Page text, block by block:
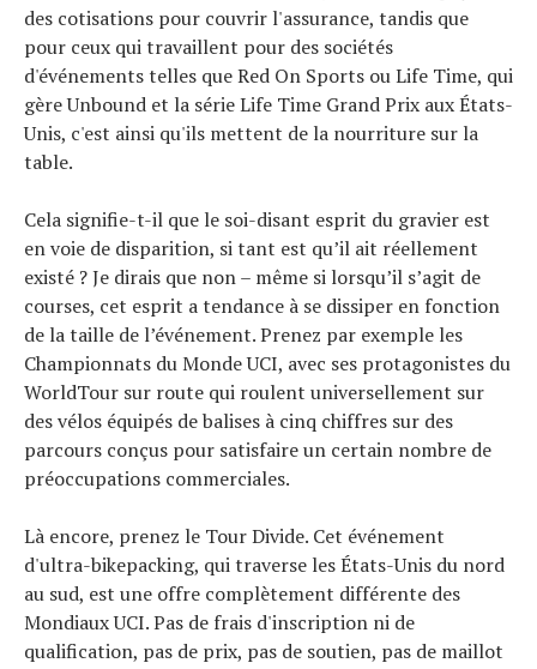
des cotisations pour couvrir l'assurance, tandis que
pour ceux qui travaillent pour des sociétés
d'événements telles que Red On Sports ou Life Time, qui
gère Unbound et la série Life Time Grand Prix aux États-
Unis, c'est ainsi qu'ils mettent de la nourriture sur la
table.
Cela signifie-t-il que le soi-disant esprit du gravier est
en voie de disparition, si tant est qu’il ait réellement
existé ? Je dirais que non – même si lorsqu’il s’agit de
courses, cet esprit a tendance à se dissiper en fonction
de la taille de l’événement. Prenez par exemple les
Championnats du Monde UCI, avec ses protagonistes du
WorldTour sur route qui roulent universellement sur
des vélos équipés de balises à cinq chiffres sur des
parcours conçus pour satisfaire un certain nombre de
préoccupations commerciales.
Là encore, prenez le Tour Divide. Cet événement
d'ultra-bikepacking, qui traverse les États-Unis du nord
au sud, est une offre complètement différente des
Mondiaux UCI. Pas de frais d'inscription ni de
qualification, pas de prix, pas de soutien, pas de maillot